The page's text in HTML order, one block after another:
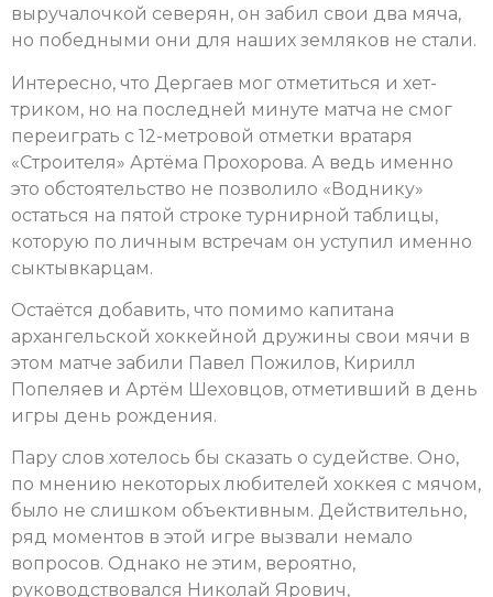
выручалочкой северян, он забил свои два мяча,
но победными они для наших земляков не стали.
Интересно, что Дергаев мог отметиться и хет-
триком, но на последней минуте матча не смог
переиграть с 12-метровой отметки вратаря
«Строителя» Артёма Прохорова. А ведь именно
это обстоятельство не позволило «Воднику»
остаться на пятой строке турнирной таблицы,
которую по личным встречам он уступил именно
сыктывкарцам.
Остаётся добавить, что помимо капитана
архангельской хоккейной дружины свои мячи в
этом матче забили Павел Пожилов, Кирилл
Попеляев и Артём Шеховцов, отметивший в день
игры день рождения.
Пару слов хотелось бы сказать о судействе. Оно,
по мнению некоторых любителей хоккея с мячом,
было не слишком объективным. Действительно,
ряд моментов в этой игре вызвали немало
вопросов. Однако не этим, вероятно,
руководствовался Николай Ярович,